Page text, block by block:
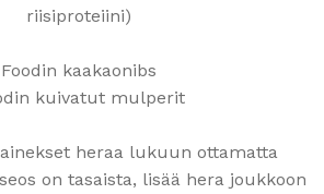
riisiproteiini)
Foodin kaakaonibs
kuivatut mulperit
heraa lukuun ottamatta
on tasaista, lisää hera joukkoon